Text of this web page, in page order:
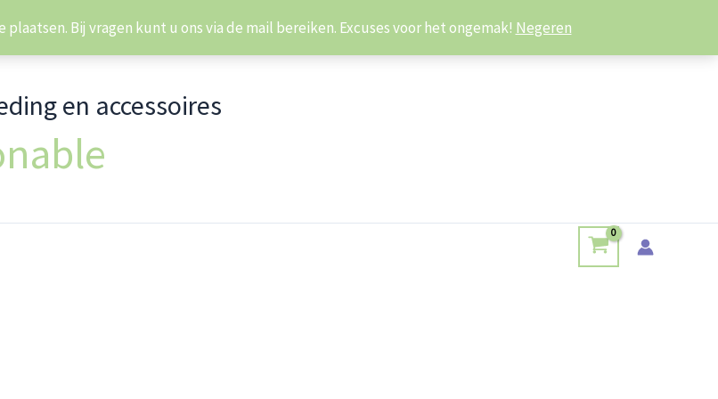
Bij vragen kunt u ons via de mail bereiken. Excuses voor het ongemak! Negeren
en accessoires